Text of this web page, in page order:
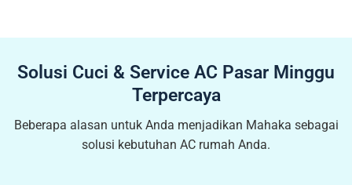
Solusi Cuci & Service AC Pasar Minggu
Terpercaya
Beberapa alasan untuk Anda menjadikan Mahaka sebagai
solusi kebutuhan AC rumah Anda.